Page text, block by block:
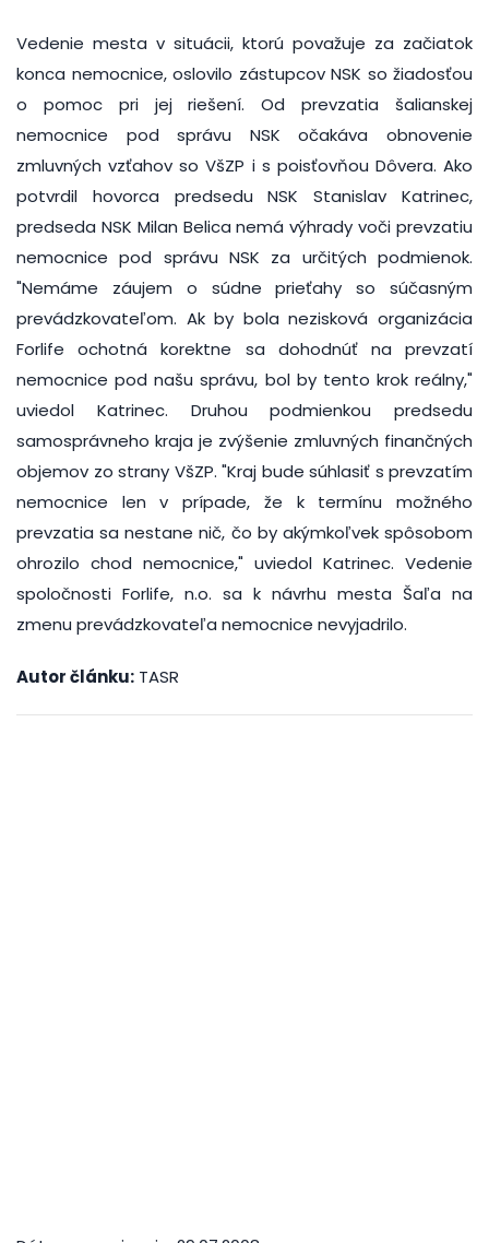
Vedenie mesta v situácii, ktorú považuje za začiatok
konca nemocnice, oslovilo zástupcov NSK so žiadosťou
o pomoc pri jej riešení. Od prevzatia šalianskej
nemocnice pod správu NSK očakáva obnovenie
zmluvných vzťahov so VšZP i s poisťovňou Dôvera. Ako
potvrdil hovorca predsedu NSK Stanislav Katrinec,
predseda NSK Milan Belica nemá výhrady voči prevzatiu
nemocnice pod správu NSK za určitých podmienok.
"Nemáme záujem o súdne prieťahy so súčasným
prevádzkovateľom. Ak by bola nezisková organizácia
Forlife ochotná korektne sa dohodnúť na prevzatí
nemocnice pod našu správu, bol by tento krok reálny,"
uviedol Katrinec. Druhou podmienkou predsedu
samosprávneho kraja je zvýšenie zmluvných finančných
objemov zo strany VšZP. "Kraj bude súhlasiť s prevzatím
nemocnice len v prípade, že k termínu možného
prevzatia sa nestane nič, čo by akýmkoľvek spôsobom
ohrozilo chod nemocnice," uviedol Katrinec. Vedenie
spoločnosti Forlife, n.o. sa k návrhu mesta Šaľa na
zmenu prevádzkovateľa nemocnice nevyjadrilo.
Autor článku: TASR